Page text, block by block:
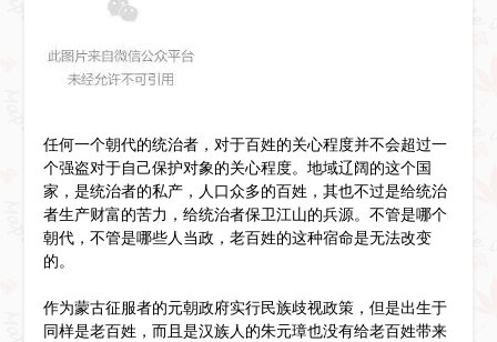
任何一个朝代的统治者，对于百姓的关心程度并不会超过一
个强盗对于自己保护对象的关心程度。地域辽阔的这个国
家，是统治者的私产，人口众多的百姓，其也不过是给统治
者生产财富的苦力，给统治者保卫江山的兵源。不管是哪个
朝代，不管是哪些人当政，老百姓的这种宿命是无法改变
的。
作为蒙古征服者的元朝政府实行民族歧视政策，但是出生于
同样是老百姓，而且是汉族人的朱元璋也没有给老百姓带来